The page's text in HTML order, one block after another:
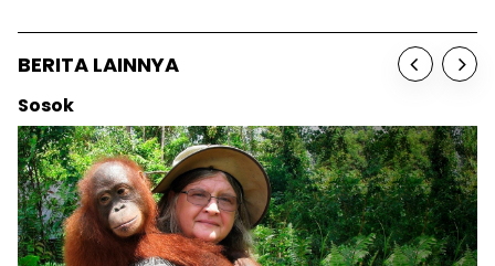
BERITA LAINNYA
Sosok